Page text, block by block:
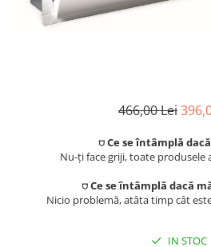
Rigole si scurgere dus
Rame instalare
Clapete de actionare
466,00 Lei
⛉ Ce se întâmplă
Nu-ți face griji, toate produsele
⛉ Ce se întâmplă dacă
Nicio problemă, atâta timp cât
IN STOC